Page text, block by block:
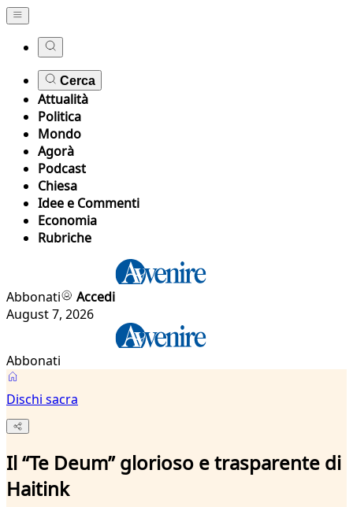
Cerca
Attualità
Politica
Mondo
Agorà
Podcast
Chiesa
Idee e Commenti
Economia
Rubriche
Abbonati
Accedi
August 7, 2026
Abbonati
Dischi sacra
Il “Te Deum” glorioso e trasparente di
Haitink